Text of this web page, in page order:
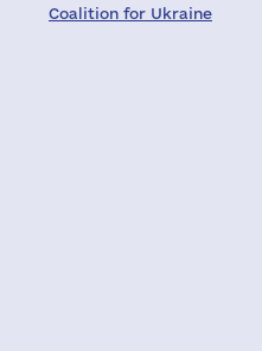
Coalition for Ukraine